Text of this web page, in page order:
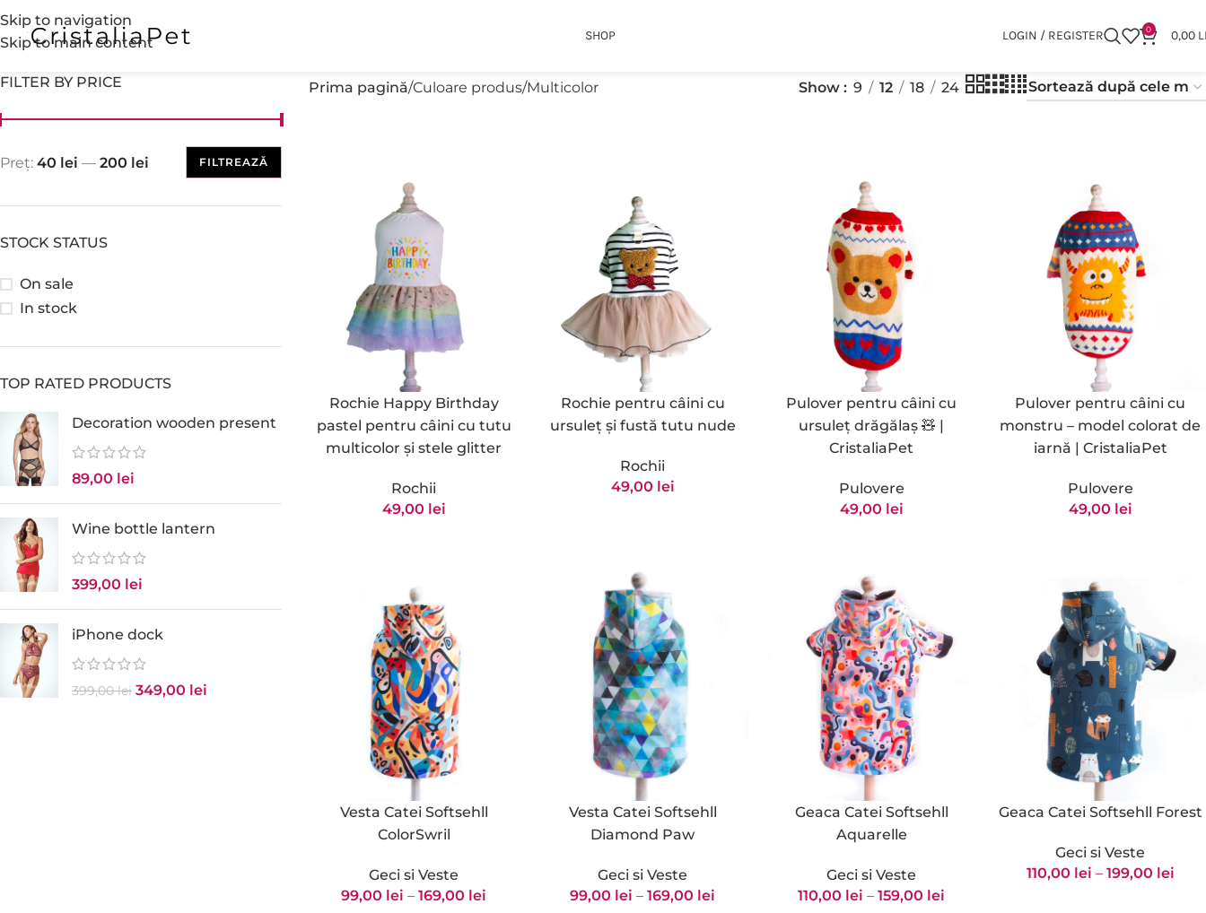
Skip to navigation
Skip to main content
SHOP LOGIN / REGISTER 0 0,00
FILTER BY PRICE
FILTREAZĂ
Preț: 40 lei — 200 lei
STOCK STATUS
On sale
In stock
TOP RATED PRODUCTS
Decoration wooden present
89,00 lei
Wine bottle lantern
399,00 lei
iPhone dock
399,00lei 349,00 lei
Prima pagină Culoare produs Multicolor Show 9 12 18 24
Rochie Happy Birthday
pastel pentru câini cu tutu
multicolor și stele glitter
Rochii
49,00 lei
Rochie pentru câini cu
ursuleț și fustă tutu nude
Rochii
49,00 lei
Pulover pentru câini cu
ursuleț drăgălaș 🧸 |
CristaliaPet
Pulovere
49,00 lei
Pulover pentru câini cu
monstru – model colorat de
iarnă | CristaliaPet
Pulovere
49,00 lei
Vesta Catei Softsehll
ColorSwril
Geci si Veste
99,00 lei – 169,00 lei
Vesta Catei Softsehll
Diamond Paw
Geci si Veste
99,00 lei – 169,00 lei
Geaca Catei Softsehll
Aquarelle
Geci si Veste
110,00 lei – 159,00 lei
Geaca Catei Softsehll Forest
Geci si Veste
110,00 lei – 199,00 lei